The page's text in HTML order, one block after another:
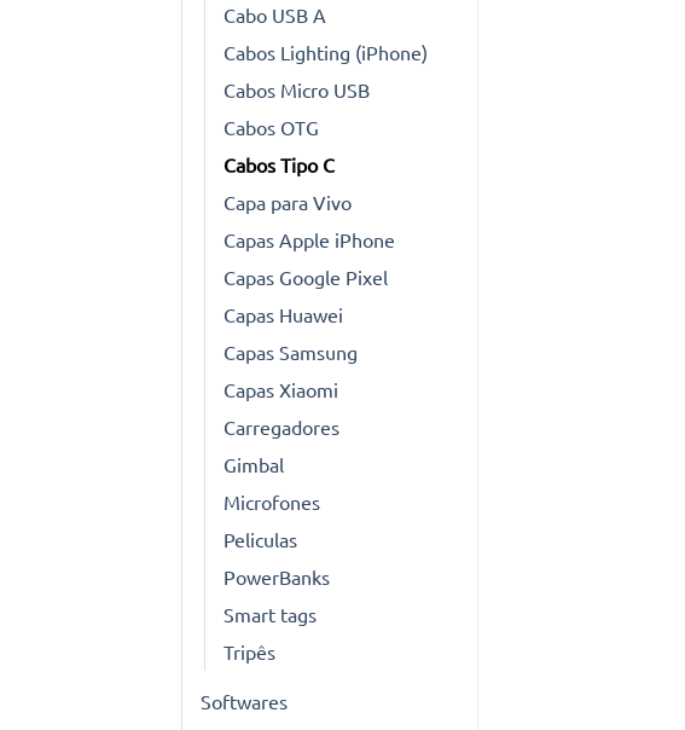
Cabo USB A
Cabos Lighting (iPhone)
Cabos Micro USB
Cabos OTG
Cabos Tipo C
Capa para Vivo
Capas Apple iPhone
Capas Google Pixel
Capas Huawei
Capas Samsung
Capas Xiaomi
Carregadores
Gimbal
Microfones
Peliculas
PowerBanks
Smart tags
Tripês
Softwares